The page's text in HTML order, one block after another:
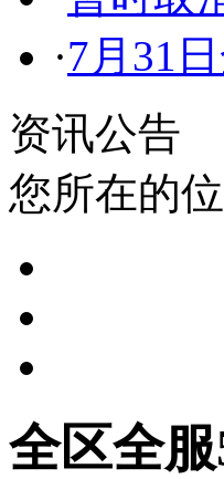
·7月31
资讯公告
您所在的
全区全